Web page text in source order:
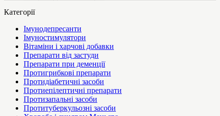
Категорії
Імунодепресанти
Імуностимулятори
Вітаміни і харчові добавки
Препарати від застуди
Препарати при деменції
Протигрибкові препарати
Протидіабетичні засоби
Протиепілептичні препарати
Протизапальні засоби
Протитуберкульозні засоби